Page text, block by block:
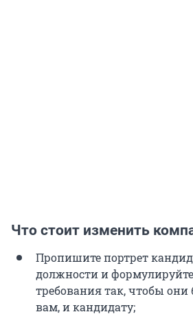
Что стоит изменить
Пропишите портрет
должности и
требования так, чтобы
вам, и кандидату;